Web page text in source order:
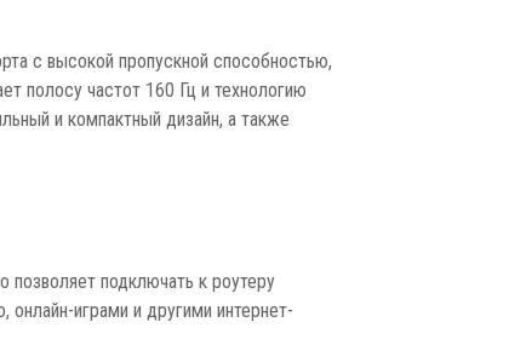
с высокой пропускной способностью,
полосу частот 160 Гц и технологию
и компактный дизайн, а также
подключать к роутеру
играми и другими интернет-